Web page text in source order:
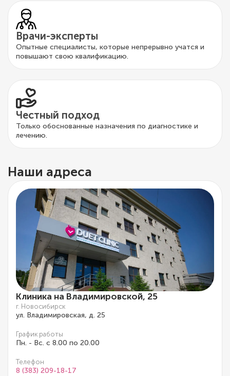
Врачи-эксперты
Опытные специалисты, которые непрерывно учатся и
повышают свою квалификацию.
Честный подход
Только обоснованные назначения по диагностике и
лечению.
Наши адреса
Клиника на Владимировской, 25
г. Новосибирск
ул. Владимировская, д. 25
График работы
Пн. - Вс. с 8.00 по 20.00
Телефон
8 (383) 209-18-17